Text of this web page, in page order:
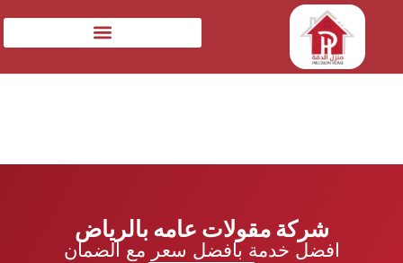
شركة مقولات عامه بالرياض
افضل خدمة بافضل سعر مع الضمان